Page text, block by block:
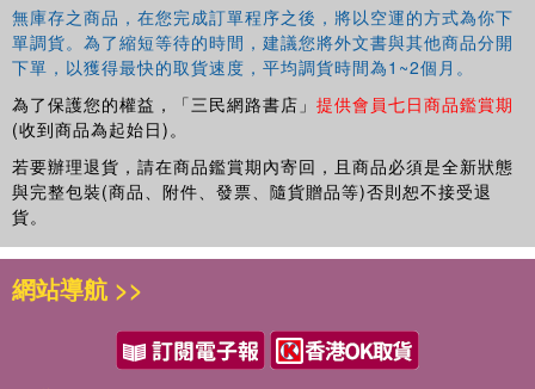
and decision theory.
Chapter 3 of this book is freely available as a
downloadable Open Access PDF under a Creative
4.0 license.
無庫存之商品，在您完成訂單程序之後，將以空運的方式為你下
單調貨。為了縮短等待的時間，建議您將外文書與其他商品分開
下單，以獲得最快的取貨速度，平均調貨時間為1~2個月。
為了保護您的權益，「三民網路書店」 提供會員七日商品鑑賞期
(收到商品為起始日)。
若要辦理退貨，請在商品鑑賞期內寄回，且商品必須是全新狀態
與完整包裝(商品、附件、發票、隨貨贈品等)否則恕不接受退
貨。
網站導航 >>